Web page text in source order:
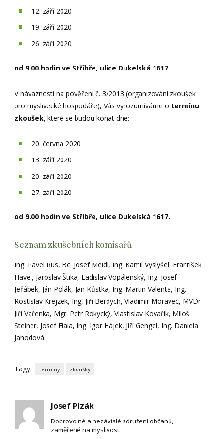
12. září 2020
19. září 2020
26. září 2020
od 9.00 hodin ve Stříbře, ulice Dukelská 1617.
V návaznosti na pověření č. 3/2013 (organizování zkoušek
pro myslivecké hospodáře), Vás vyrozumíváme o termínu
zkoušek, které se budou konat dne:
20. června 2020
13. září 2020
20. září 2020
27. září 2020
od 9.00 hodin ve Stříbře, ulice Dukelská 1617.
Seznam zkušebních komisařů
Ing. Pavel Rus, Bc. Josef Meidl, Ing. Kamil Vyslyšel, František
Havel, Jaroslav Štika, Ladislav Vopálenský, Ing. Josef
Jeřábek, Ján Polák, Jan Kůstka, Ing. Martin Valenta, Ing.
Rostislav Krejzek, Ing, Jiří Berdych, Vladimír Moravec, MVDr.
Jiří Vařenka, Mgr. Petr Rokycký, Vlastislav Kovařík, Miloš
Steiner, Josef Fiala, Ing. Igor Hájek, Jiří Gengel, Ing. Daniela
Jahodová.
Tagy: termíny zkoušky
Josef Plzák
Dobrovolné a nezávislé sdružení občanů,
zaměřené na myslivost.